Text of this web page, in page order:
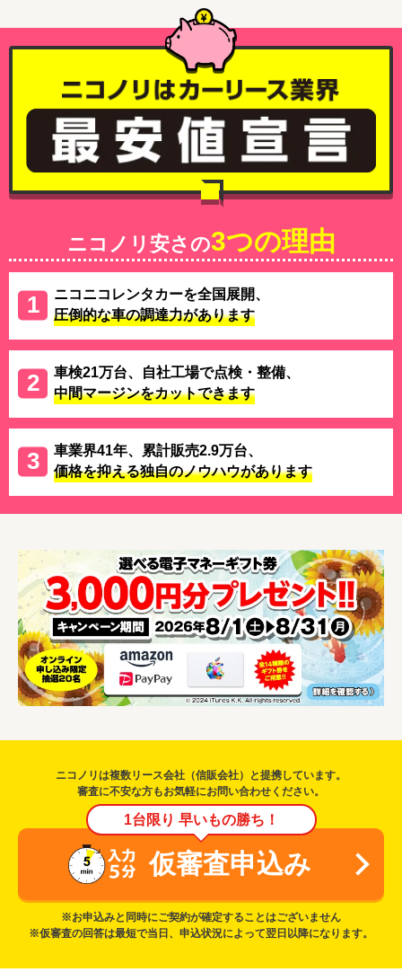
ニコノリ安さの3つの理由
ニコニコレンタカーを全国展開、
圧倒的な車の調達力があります
車検21万台、自社工場で点検・整備、
中間マージンをカットできます
車業界41年、累計販売2.9万台、
価格を抑える独自のノウハウがあります
ニコノリは複数リース会社（信販会社）と提携しています。
審査に不安な方もお気軽にお問い合わせください。
1台限り 早いもの勝ち！
仮審査申込み
※お申込みと同時にご契約が確定することはございません
※仮審査の回答は最短で当日、申込状況によって翌日以降になります。